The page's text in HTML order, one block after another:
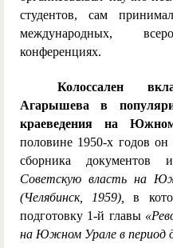
студентов, сам
международных,
конференциях.
Колоссален
Агарышева в
краеведения на
половине 1950-х годов он
сборника документов
Советскую власть на
(Челябинск, 1959),
в
подготовку 1-й главы
на Южном Урале в период